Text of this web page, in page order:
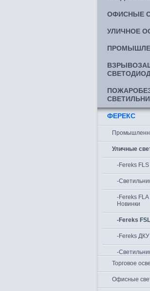
ОФИСНЫЕ
УЛИЧНОЕ
ФЕРЕКС
Уличные
-Fereks
-
-Fereks
Новинки
-Fereks
-Fereks
-
Торговое
Офисные